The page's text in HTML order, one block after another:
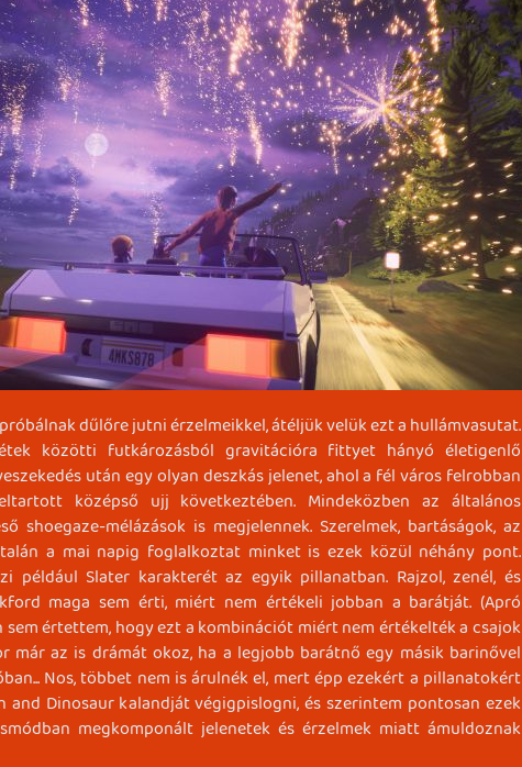
dűlőre jutni érzelmeikkel, átéljük velük ezt a hullámvasutat.
közötti futkározásból gravitációra fittyet hányó életigenlő
után egy olyan deszkás jelenet, ahol a fél város felrobban
középső ujj következtében. Mindeközben az általános
shoegaze-mélázások is megjelennek. Szerelmek, bartáságok, az
talán a mai napig foglalkoztat minket is ezek közül néhány pont.
például Slater karakterét az egyik pillanatban. Rajzol, zenél, és
maga sem érti, miért nem értékeli jobban a barátját. (Apró
sem értettem, hogy ezt a kombinációt miért nem értékelték a csajok
már az is drámát okoz, ha a legjobb barátnő egy másik barinővel
Nos, többet nem is árulnék el, mert épp ezekért a pillanatokért
and Dinosaur kalandját végigpislogni, és szerintem pontosan ezek
megkomponált jelenetek és érzelmek miatt ámuldoznak